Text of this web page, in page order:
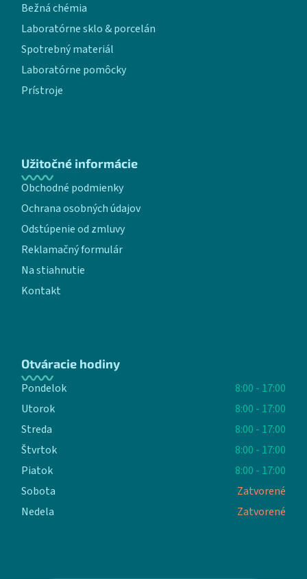
Bežná chémia
Laboratórne sklo & porcelán
Spotrebný materiál
Laboratórne pomôcky
Prístroje
Užitočné informácie
Obchodné podmienky
Ochrana osobných údajov
Odstúpenie od zmluvy
Reklamačný formulár
Na stiahnutie
Kontakt
Otváracie hodiny
Pondelok
8:00 - 17:00
Utorok
8:00 - 17:00
Streda
8:00 - 17:00
Štvrtok
8:00 - 17:00
Piatok
8:00 - 17:00
Sobota
Zatvorené
Nedela
Zatvorené